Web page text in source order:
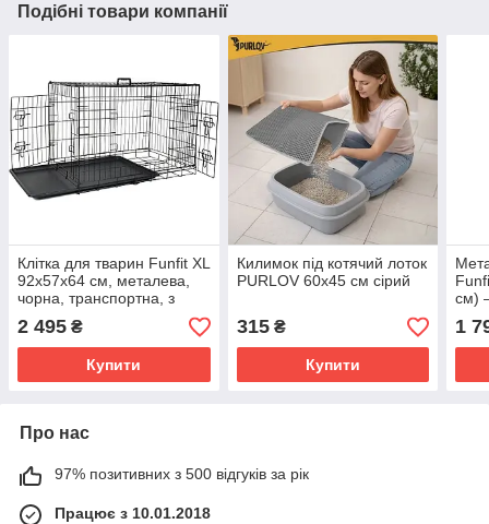
Подібні товари компанії
Клітка для тварин Funfit XL
92x57x64 см, металева,
чорна, транспортна, з
висувним піддоном, для
собак і котів
2 495 ₴
Купити
Килимок під котячий лоток
PURLOV 60x45 см сірий
315₴
Купити
см)
для
1
Про нас
97% позитивних з 500 відгуків за рік
Працює з 10.01.2018